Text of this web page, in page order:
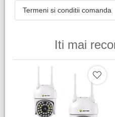
Termeni si conditii comanda
Iti mai